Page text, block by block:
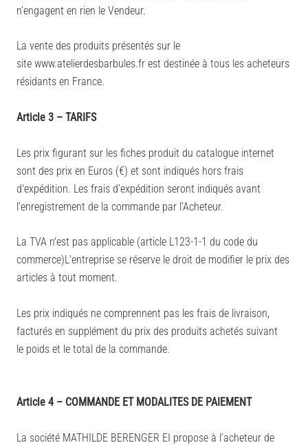
n’engagent en rien le Vendeur.
La vente des produits présentés sur le
site www.atelierdesbarbules.fr est destinée à tous les acheteurs
résidants en France.
Article 3 – TARIFS
Les prix figurant sur les fiches produit du catalogue internet
sont des prix en Euros (€) et sont indiqués hors frais
d'expédition. Les frais d’expédition seront indiqués avant
l’enregistrement de la commande par l’Acheteur.
La TVA n'est pas applicable (article L123-1-1 du code du
commerce)L'entreprise se réserve le droit de modifier le prix des
articles à tout moment.
Les prix indiqués ne comprennent pas les frais de livraison,
facturés en supplément du prix des produits achetés suivant
le poids et le total de la commande.
Article 4 – COMMANDE ET MODALITES DE PAIEMENT
La société MATHILDE BERENGER EI propose à l’acheteur de